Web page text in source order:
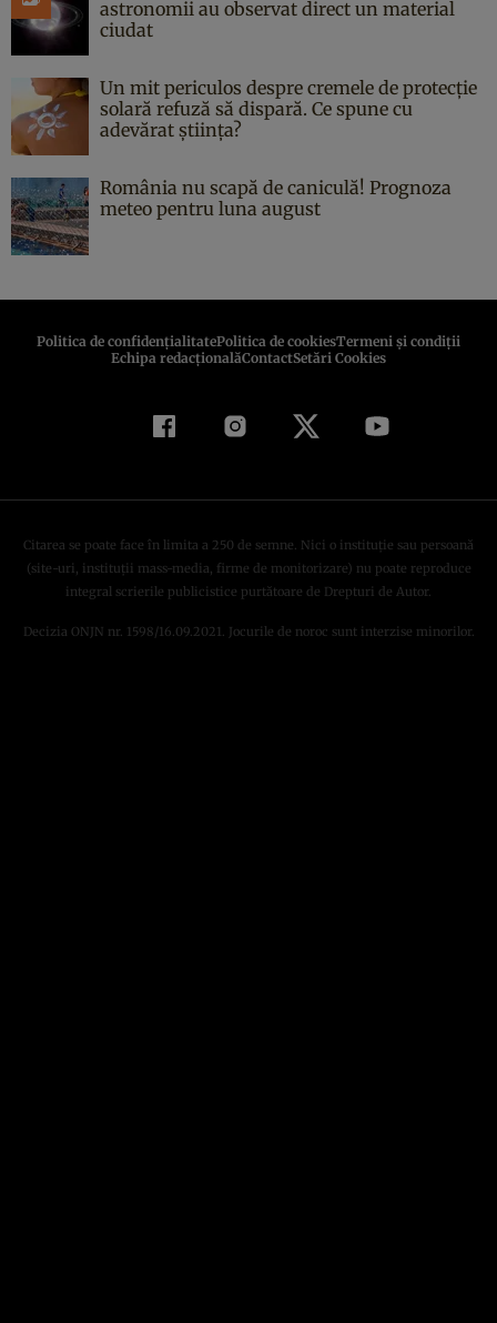
astronomii au observat direct un material
ciudat
Un mit periculos despre cremele de protecție
solară refuză să dispară. Ce spune cu
adevărat știința?
România nu scapă de caniculă! Prognoza
meteo pentru luna august
Politica de confidenţialitatePolitica de cookiesTermeni şi condiţii
Echipa redacționalăContactSetări Cookies
Citarea se poate face în limita a 250 de semne. Nici o instituţie sau persoană
(site-uri, instituţii mass-media, firme de monitorizare) nu poate reproduce
integral scrierile publicistice purtătoare de Drepturi de Autor.
Decizia ONJN nr. 1598/16.09.2021. Jocurile de noroc sunt interzise minorilor.